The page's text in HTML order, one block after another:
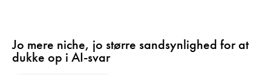
Jo mere niche, jo større sandsynlighed for at
dukke op i AI-svar